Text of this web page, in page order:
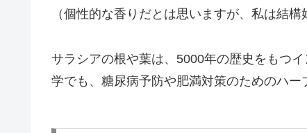
（個性的な香りだとは思いますが、私は結構
サラシアの根や葉は、5000年の歴史をもつ
学でも、糖尿病予防や肥満対策のためのハー